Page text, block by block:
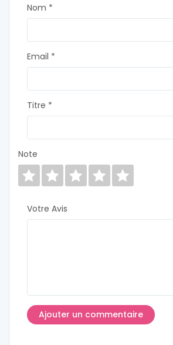
Nom *
Email *
Titre *
Note
Votre Avis